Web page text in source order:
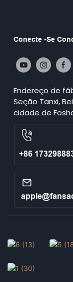
Conecte -se
Endereço de
Seção Tanxi,
cidade de
+86